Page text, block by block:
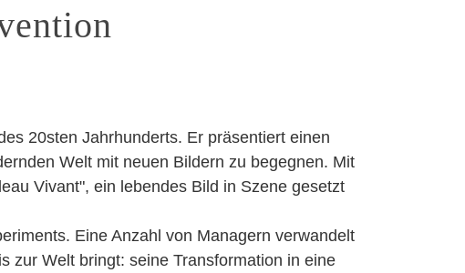
20sten Jahrhunderts. Er präsentiert einen
Welt mit neuen Bildern zu begegnen. Mit
Vivant", ein lebendes Bild in Szene gesetzt
Eine Anzahl von Managern verwandelt
zur Welt bringt: seine Transformation in eine